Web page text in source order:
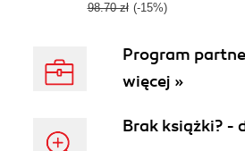
98.70 zł (-15%)
Program
więcej »
Brak książki? -